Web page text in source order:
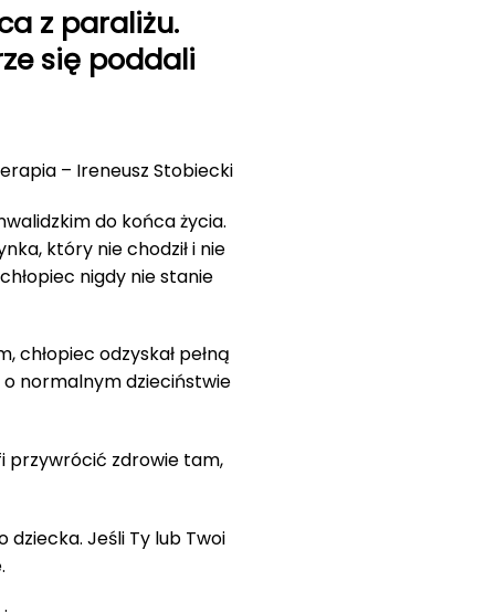
z paraliżu.
się poddali
– Ireneusz Stobiecki
do końca życia.
który nie chodził i nie
nigdy nie stanie
chłopiec odzyskał pełną
o normalnym dzieciństwie
przywrócić zdrowie tam,
Jeśli Ty lub Twoi